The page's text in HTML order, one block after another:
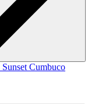
Sunset Cumbuco